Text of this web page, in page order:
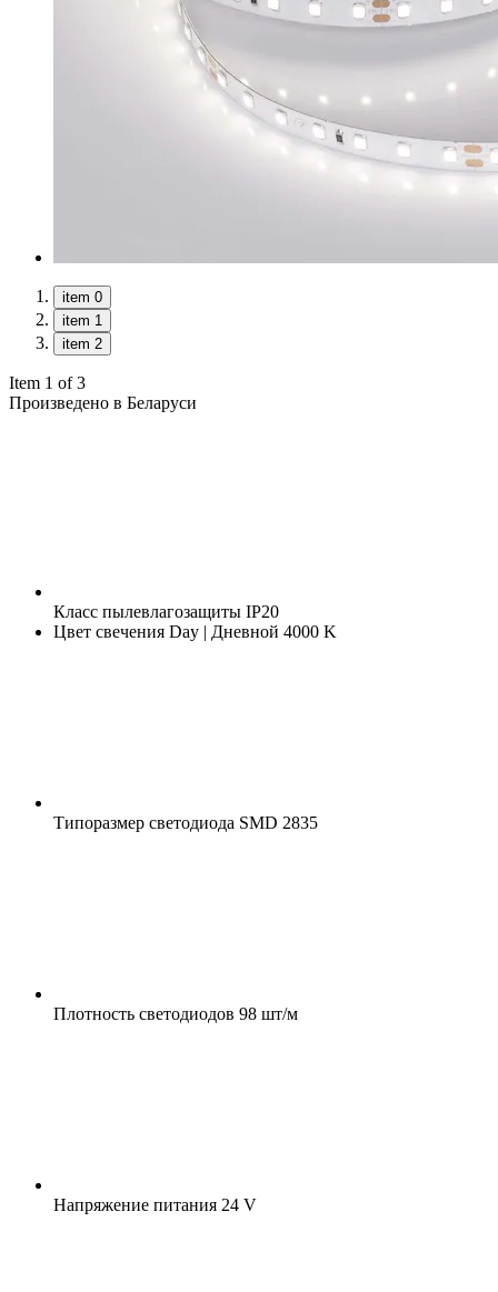
item 0
item 1
item 2
Item 1 of 3
Произведено в Беларуси
Класс пылевлагозащиты IP20
Цвет свечения Day | Дневной 4000 K
Типоразмер светодиода SMD 2835
Плотность светодиодов 98 шт/м
Напряжение питания 24 V